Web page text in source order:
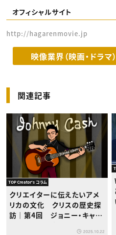
オフィシャルサイト
http://hagarenmovie.jp
映像業界（映画・ドラ
関連記事
TOP Creator's コラム
クリエイターに伝えたいアメ
リカの文化 クリスの歴史探
訪｜第4回 ジョニー・キャッ
2025.10.22